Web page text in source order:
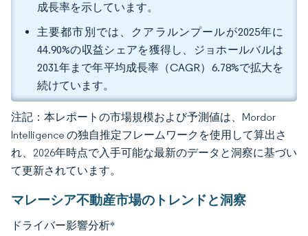
成長率を示しています。
主要都市別では、クアラルンプールが2025年に
44.90%の収益シェアを獲得し、ジョホールバルは
2031年まで年平均成長率（CAGR）6.78%で拡大を
続けています。
注記：本レポートの市場規模および予測値は、Mordor
Intelligence の独自推定フレームワークを使用して算出さ
れ、2026年時点で入手可能な最新のデータと洞察に基づい
て更新されています。
マレーシア不動産市場のトレンドと洞察
ドライバー影響分析*